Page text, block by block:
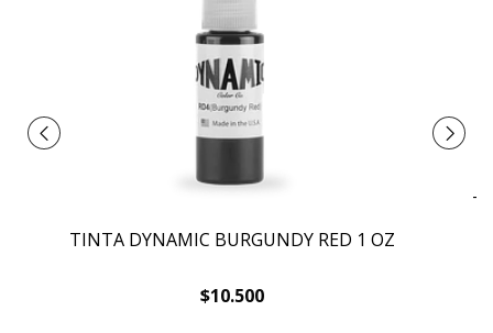
TINTA DYNAMIC BURGUNDY RED 1 OZ
$10.500